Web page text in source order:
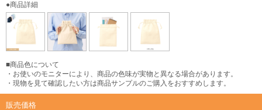
●商品詳細
■商品色について
・お使いのモニターにより、商品の色味が実物と異なる場合があります。
・現物を見て確認したい方は商品サンプルのご購入をおすすめします。
販売価格